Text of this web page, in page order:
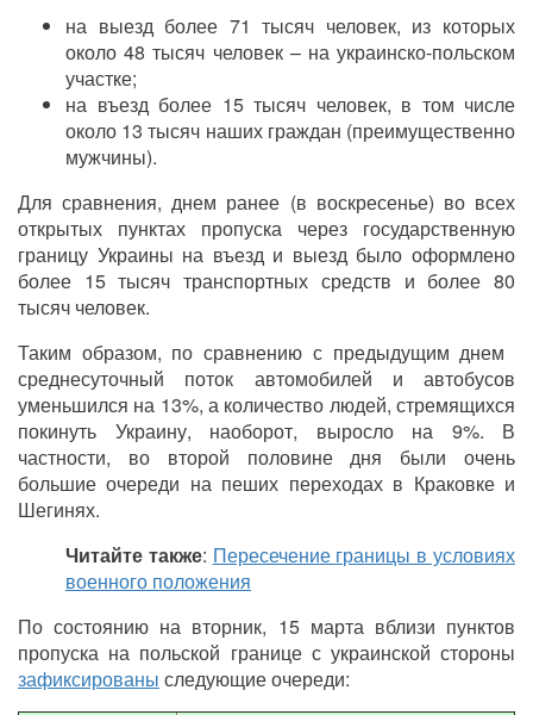
на выезд более 71 тысяч человек, из которых
около 48 тысяч человек – на украинско-польском
участке;
на въезд более 15 тысяч человек, в том числе
около 13 тысяч наших граждан (преимущественно
мужчины).
Для сравнения, днем ​​ранее (в воскресенье) во всех
открытых пунктах пропуска через государственную
границу Украины на въезд и выезд было оформлено
более 15 тысяч транспортных средств и более 80
тысяч человек.
Таким образом, по сравнению с предыдущим днем ​​
среднесуточный поток автомобилей и автобусов
уменьшился на 13%, а количество людей, стремящихся
покинуть Украину, наоборот, выросло на 9%. В
частности, во второй половине дня были очень
большие очереди на пеших переходах в Краковке и
Шегинях.
Читайте также: Пересечение границы в условиях
военного положения
По состоянию на вторник, 15 марта вблизи пунктов
пропуска на польской границе с украинской стороны
зафиксированы следующие очереди: